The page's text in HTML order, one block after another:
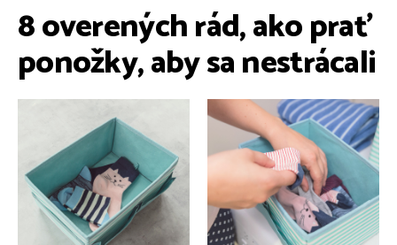
8 overených rád, ako prať
ponožky, aby sa nestrácali